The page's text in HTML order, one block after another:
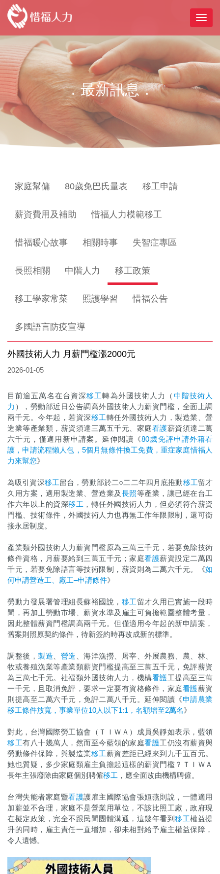
．最新訊息．
家庭幫傭 80歲免巴氏量表 移工申請
薪資費用及補助 惜福人力模範移工
惜福暖心故事 相關時事 失智症專區
長照相關 中階人力 移工政策
移工學家常菜 照護學習 惜福公告
多國語言防疫宣導
外國技術人力 月薪門檻漲2000元
2026-01-05
目前逾五萬名在台資深移工轉為外國技術人力（ 中階技術人
力 ），勞動部近日公告調高外國技術人力薪資門檻，全面上調
兩千元。今年起，若資深移工轉任外國技術人力，製造業、營
造業等產業類，薪資須達三萬五千元、家庭看護薪資須達二萬
六千元，僅適用新申請案。延伸閱讀《80歲免評申請外籍看
護，申請流程懶人包，5個月無條件換工免費，重症家庭惜福人
力來幫您》
為吸引資深移工留台，勞動部於二○二二年四月底推動移工留才
久用方案，適用製造業、營造業及 長照等產業，讓已經在台工
作六年以上的資深移工 ，轉任外國技術人力，但必須符合薪資
門檻、技術條件，外國技術人力也再無工作年限限制，還可銜
接永居制度。
產業類外國技術人力薪資門檻原為三萬三千元，若要免除技術
條件資格，月薪要給到三萬五千元；家庭看護薪資設定二萬四
千元，若要免除語言等技術限制，薪資則為二萬六千元。《如
何申請營造工、廠工–申請條件》
勞動力發展署管理組長蘇裕國說， 移工留才久用已實施一段時
間，再加上勞動市場、薪資水準及雇主可負擔範圍整體考量，
因此整體薪資門檻調高兩千元。但僅適用今年起的新申請案，
舊案則照原契約條件，待新簽約時再改成新的標準。
調整後， 製造 營造 、海洋漁撈、屠宰、外展農務、農、林、
牧或養殖漁業等產業類薪資門檻提高至三萬五千元，免評薪資
為三萬七千元。社福類外國技術人力，機構看護工提高至三萬
一千元，且取消免評，要求一定要有資格條件，家庭看護薪資
則提高至二萬六千元，免評二萬八千元。延伸閱讀《申請農業
移工條件放寬，事業單位10人以下1:1，名額增至2萬名》
對此，台灣國際勞工協會（ＴＩＷＡ）成員吳靜如表示，藍領
移工有八十幾萬人，然而至今藍領的家庭看護工仍沒有薪資與
勞動條件保障，與製造業移工薪資差距已經來到九千五百元。
她也質疑，多少家庭類雇主負擔起這樣的薪資門檻？ＴＩＷＡ
長年主張廢除由家庭個別聘僱移工 ，應全面改由機構聘僱。
台灣失能者家庭暨看護護雇主國際協會張姮燕則說，一體適用
加薪並不合理，家庭不是營業用單位，不該比照工廠，政府現
在擬定政策，完全不跟民間團體溝通，這幾年看到 移工權益提
升的同時，雇主責任一直增加，卻未相對給予雇主權益保障，
令人遺憾。